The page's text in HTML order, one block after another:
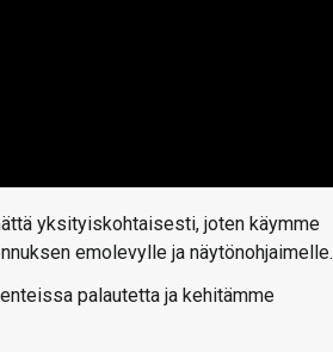
yksityiskohtaisesti, joten käymme
emolevylle ja näytönohjaimelle.
palautetta ja kehitämme